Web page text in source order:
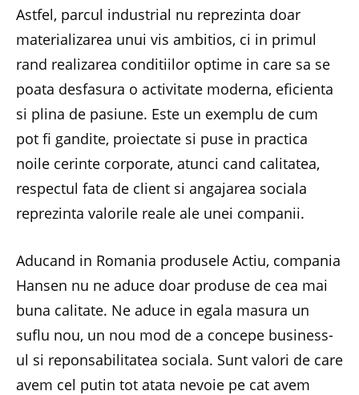
Astfel, parcul industrial nu reprezinta doar
materializarea unui vis ambitios, ci in primul
rand realizarea conditiilor optime in care sa se
poata desfasura o activitate moderna, eficienta
si plina de pasiune. Este un exemplu de cum
pot fi gandite, proiectate si puse in practica
noile cerinte corporate, atunci cand calitatea,
respectul fata de client si angajarea sociala
reprezinta valorile reale ale unei companii.
Aducand in Romania produsele Actiu, compania
Hansen nu ne aduce doar produse de cea mai
buna calitate. Ne aduce in egala masura un
suflu nou, un nou mod de a concepe business-
ul si reponsabilitatea sociala. Sunt valori de care
avem cel putin tot atata nevoie pe cat avem